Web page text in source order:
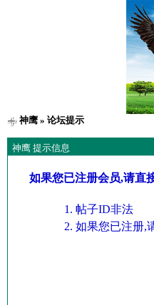
神鹰» 论坛提示
神鹰 提示信息
如果您已注册会员,请直
帖子ID非法
如果您已注册,